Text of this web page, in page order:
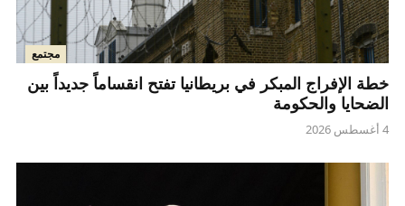
مجتمع
خطة الإفراج المبكر في بريطانيا تفتح انقساماً جديداً بين
الضحايا والحكومة
4 أغسطس 2026